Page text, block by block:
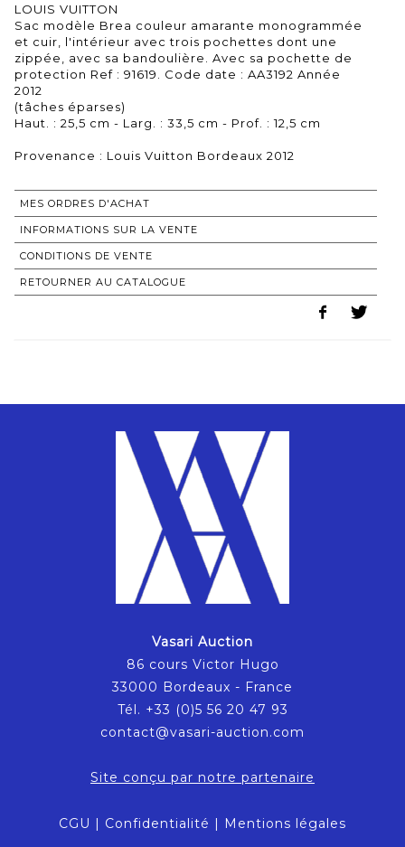
LOUIS VUITTON
Sac modèle Brea couleur amarante monogrammée
et cuir, l'intérieur avec trois pochettes dont une
zippée, avec sa bandoulière. Avec sa pochette de
protection Ref : 91619. Code date : AA3192 Année
2012
(tâches éparses)
Haut. : 25,5 cm - Larg. : 33,5 cm - Prof. : 12,5 cm
Provenance : Louis Vuitton Bordeaux 2012
MES ORDRES D'ACHAT
INFORMATIONS SUR LA VENTE
CONDITIONS DE VENTE
RETOURNER AU CATALOGUE
Vasari Auction
86 cours Victor Hugo
33000 Bordeaux - France
Tél. +33 (0)5 56 20 47 93
contact@vasari-auction.com
Site conçu par notre partenaire
CGU | Confidentialité | Mentions légales